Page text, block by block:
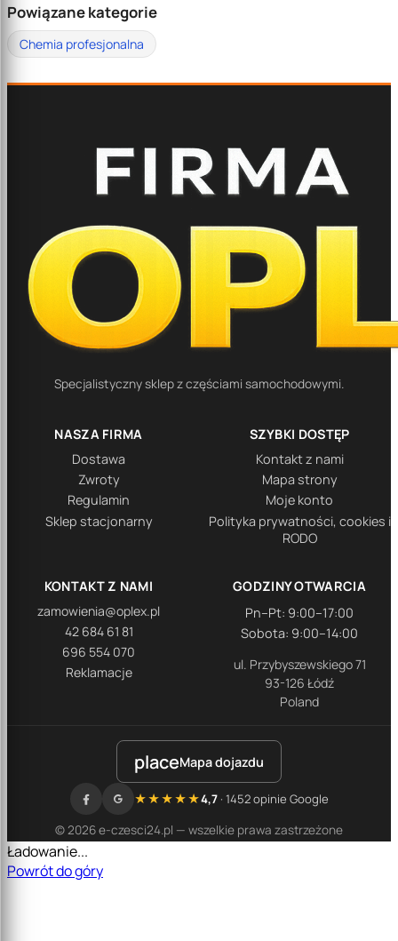
Powiązane kategorie
Chemia profesjonalna
Specjalistyczny sklep z częściami samochodowymi.
NASZA FIRMA
Dostawa
Zwroty
Regulamin
Sklep stacjonarny
SZYBKI DOSTĘP
Kontakt z nami
Mapa strony
Moje konto
Polityka prywatności, cookies i
RODO
KONTAKT Z NAMI
zamowienia@oplex.pl
42 684 61 81
696 554 070
Reklamacje
GODZINY OTWARCIA
Pn–Pt: 9:00–17:00
Sobota: 9:00–14:00
ul. Przybyszewskiego 71
93-126 Łódź
Poland
placeMapa dojazdu
© 2026 e-czesci24.pl — wszelkie prawa zastrzeżone
★★★★★4,7· 1452 opinie Google
Ładowanie...
Powrót do góry